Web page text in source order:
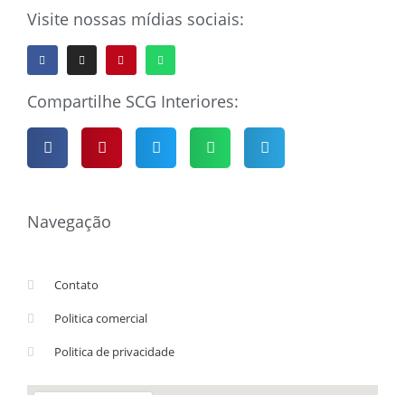
Visite nossas mídias sociais:
Compartilhe SCG Interiores:
Navegação
Contato
Politica comercial
Politica de privacidade